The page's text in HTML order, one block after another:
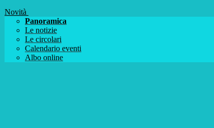
Novità
Panoramica
Le notizie
Le circolari
Calendario eventi
Albo online